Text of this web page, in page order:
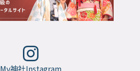
My神社Instagram